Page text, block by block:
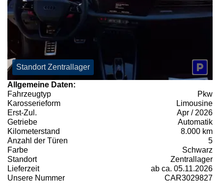
Standort Zentrallager
Allgemeine Daten:
Fahrzeugtyp
Pkw
Karosserieform
Limousine
Erst-Zul.
Apr / 2026
Getriebe
Automatik
Kilometerstand
8.000 km
Anzahl der Türen
5
Farbe
Schwarz
Standort
Zentrallager
Lieferzeit
ab ca. 05.11.2026
Unsere Nummer
CAR3029827